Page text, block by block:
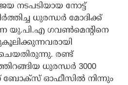
നടപടിയായ നോട്ട്
ധുരന്ധര്‍ മോദിക്ക്
യു.പി.എ ഗവണ്‍മെന്റിനെ
രണ്ട്
ധുരന്ധര്‍ 3000
ബോക്‌സ് ഓഫീസില്‍ നിന്നും